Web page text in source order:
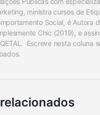
ministra cursos de
Social, é Autora
Chic (2019), e
Escreve nesta coluna